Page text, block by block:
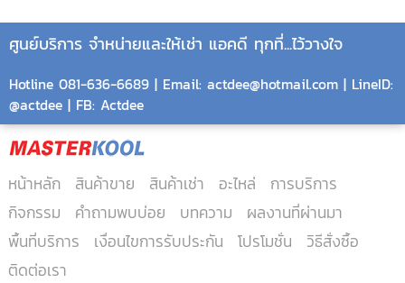
ศูนย์บริการ จำหน่ายและให้เช่า แอคดี ทุกที่...ไว้วางใจ
Hotline 081-636-6689 | Email: actdee@hotmail.com | LineID:
@actdee | FB: Actdee
หน้าหลัก สินค้าขาย สินค้าเช่า อะไหล่
การบริการ
กิจกรรม
คำถามพบบ่อย บทความ
ผลงานที่ผ่านมา
พื้นที่บริการ
เงื่อนไขการรับประกัน โปรโมชั่น
วิธีสั่งซื้อ
ติดต่อเรา